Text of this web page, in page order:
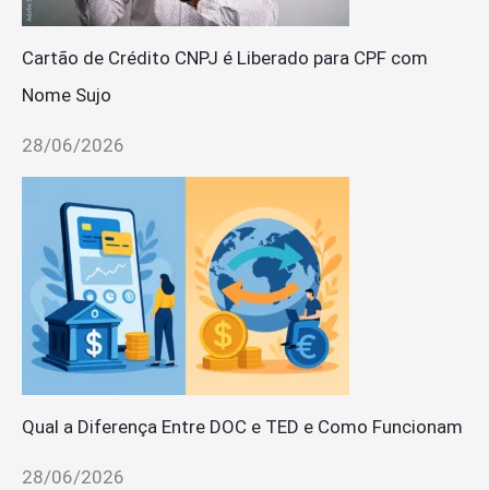
Cartão de Crédito CNPJ é Liberado para CPF com
Nome Sujo
28/06/2026
Qual a Diferença Entre DOC e TED e Como Funcionam
28/06/2026